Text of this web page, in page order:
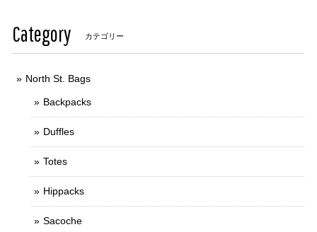
Category カテゴリー
North St. Bags
Backpacks
Duffles
Totes
Hippacks
Sacoche